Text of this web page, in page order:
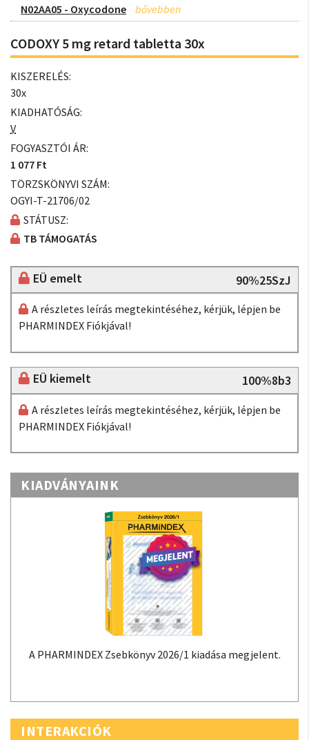
N02AA05 - Oxycodone
CODOXY 5 mg retard tabletta 30x
KISZERELÉS:
30x
KIADHATÓSÁG:
V
FOGYASZTÓI ÁR:
1 077 Ft
TÖRZSKÖNYVI SZÁM:
OGYI-T-21706/02
STÁTUSZ:
TB TÁMOGATÁS
EÜ emelt 90%25SzJ
A részletes leírás megtekintéséhez, kérjük, lépjen be
PHARMINDEX Fiókjával!
EÜ kiemelt 100%8b3
A részletes leírás megtekintéséhez, kérjük, lépjen be
PHARMINDEX Fiókjával!
KIADVÁNYAINK
A PHARMINDEX Zsebkönyv 2026/1 kiadása megjelent.
INTERAKCIÓK